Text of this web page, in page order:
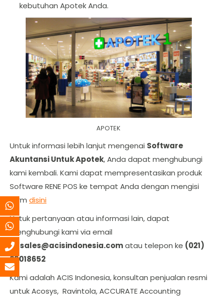
kebutuhan Apotek Anda.
APOTEK
Untuk informasi lebih lanjut mengenai Software
Akuntansi Untuk Apotek, Anda dapat menghubungi
kami kembali. Kami dapat mempresentasikan produk
Software RENE POS ke tempat Anda dengan mengisi
form disini
Untuk pertanyaan atau informasi lain, dapat
menghubungi kami via email
ke sales@acisindonesia.comatau telepon ke (021)
29018652
Kami adalah ACIS Indonesia, konsultan penjualan resmi
untuk Acosys, Ravintola, ACCURATE Accounting